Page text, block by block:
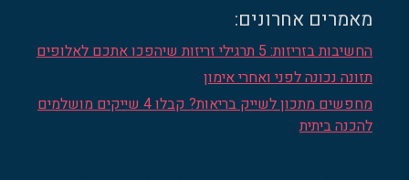
מאמרים אחרונים:
החשיבות בזריזות: 5 תרגילי זריזות שיהפכו אתכם לאלופים
תזונה נכונה לפני ואחרי אימון
מחפשים מתכון לשייק בריאות? קבלו 4 שייקים מושלמים
להכנה ביתית